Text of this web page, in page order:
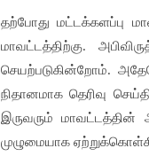
தற்போது மட்டக்களப்பு
மாவட்டத்திற்கு.
செயற்படுகின்றோம்.
நிதானமாக தெரிவு
இருவரும் மாவட்டத்தின்
முழுமையாக